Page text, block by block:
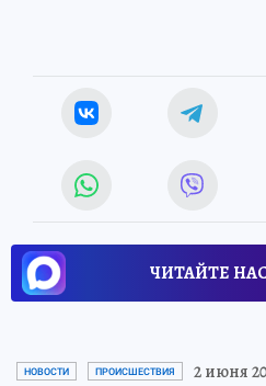
ЧИТАЙТЕ
НОВОСТИ ПРОИСШЕСТВИЯ 2 июня